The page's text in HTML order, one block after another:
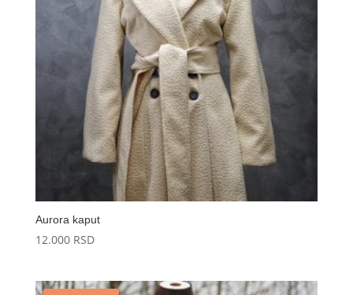
Aurora kaput
12.000 RSD